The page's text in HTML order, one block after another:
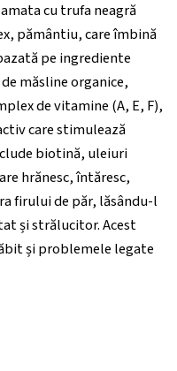
cu trufa neagră
pământiu, care îmbină
pe ingrediente
măsline organice,
de vitamine (A, E, F),
care stimulează
biotină, uleiuri
hrănesc, întăresc,
firului de păr, lăsându-l
și strălucitor. Acest
și problemele legate